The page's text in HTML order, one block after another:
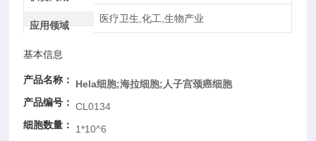
应用领域
医疗卫生,化工,生物产业
基本信息
产品名称：
Hela细胞;海拉细胞;人子宫颈癌细胞
产品编号： CL0134
细胞数量：
1*10^6